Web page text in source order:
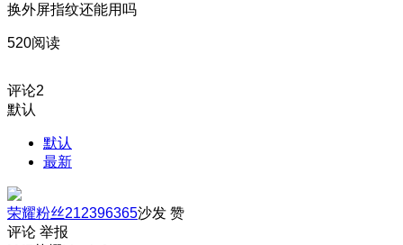
换外屏指纹还能用吗
520阅读
评论2
默认
默认
最新
荣耀粉丝212396365沙发 赞
评论 举报